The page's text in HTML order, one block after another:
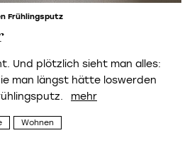
Frühlingsputz
Und plötzlich sieht man alles:
man längst hätte loswerden
Wohnen